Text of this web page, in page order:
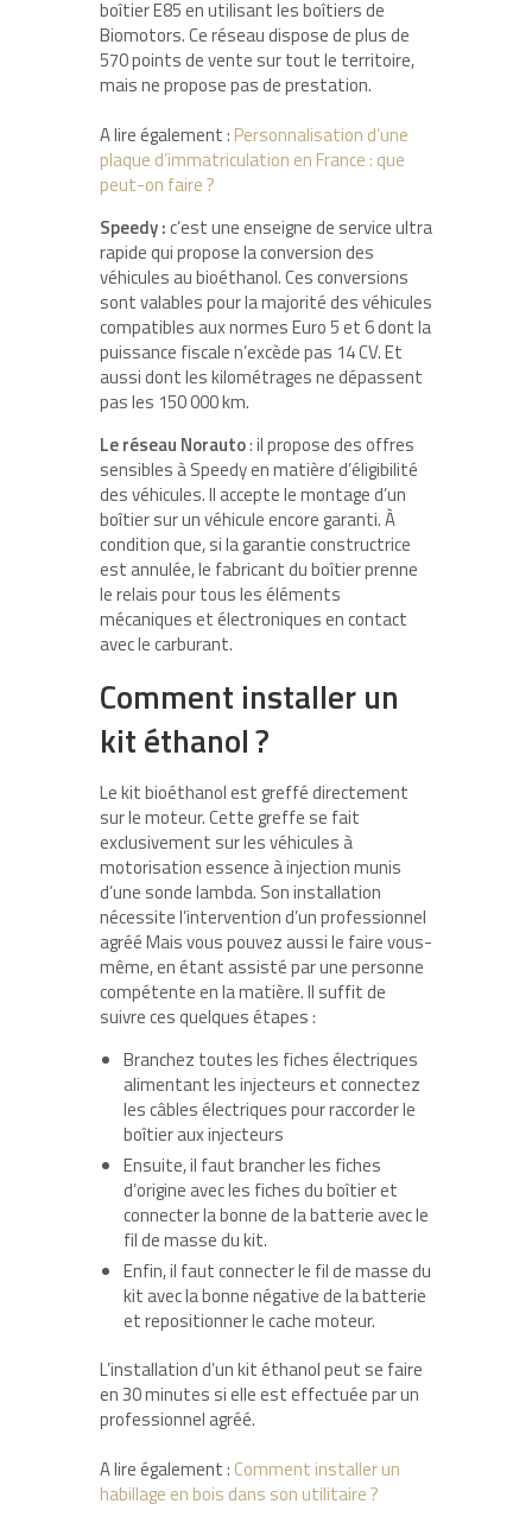
boîtier E85 en utilisant les boîtiers de
Biomotors. Ce réseau dispose de plus de
570 points de vente sur tout le territoire,
mais ne propose pas de prestation.
A lire également : Personnalisation d’une
plaque d’immatriculation en France : que
peut-on faire ?
Speedy :c’est une enseigne de service ultra
rapide qui propose la conversion des
véhicules au bioéthanol. Ces conversions
sont valables pour la majorité des véhicules
compatibles aux normes Euro 5 et 6 dont la
puissance fiscale n’excède pas 14 CV. Et
aussi dont les kilométrages ne dépassent
pas les 150 000 km.
Le réseau Norauto: il propose des offres
sensibles à Speedy en matière d’éligibilité
des véhicules. Il accepte le montage d’un
boîtier sur un véhicule encore garanti. À
condition que, si la garantie constructrice
est annulée, le fabricant du boîtier prenne
le relais pour tous les éléments
mécaniques et électroniques en contact
avec le carburant.
Comment installer un
kit éthanol ?
Le kit bioéthanol est greffé directement
sur le moteur. Cette greffe se fait
exclusivement sur les véhicules à
motorisation essence à injection munis
d’une sonde lambda. Son installation
nécessite l’intervention d’un professionnel
agréé Mais vous pouvez aussi le faire vous-
même, en étant assisté par une personne
compétente en la matière. Il suffit de
suivre ces quelques étapes :
Branchez toutes les fiches électriques
alimentant les injecteurs et connectez
les câbles électriques pour raccorder le
boîtier aux injecteurs
Ensuite, il faut brancher les fiches
d’origine avec les fiches du boîtier et
connecter la bonne de la batterie avec le
fil de masse du kit.
Enfin, il faut connecter le fil de masse du
kit avec la bonne négative de la batterie
et repositionner le cache moteur.
L’installation d’un kit éthanol peut se faire
en 30 minutes si elle est effectuée par un
professionnel agréé.
A lire également : Comment installer un
habillage en bois dans son utilitaire ?